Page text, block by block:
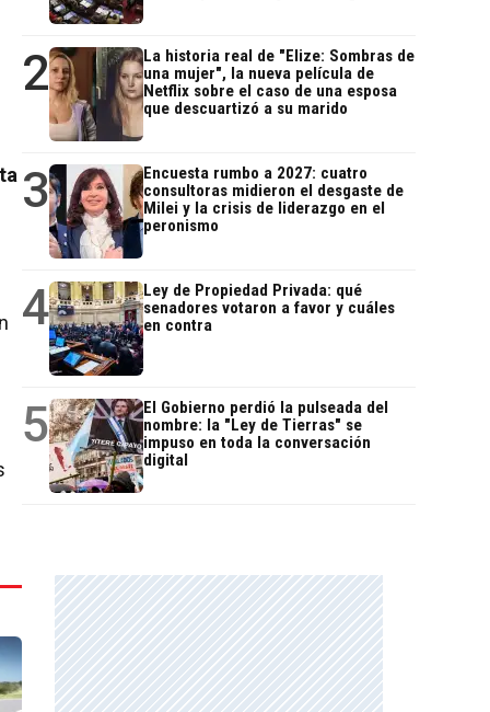
2
La historia real de "Elize: Sombras de
una mujer", la nueva película de
Netflix sobre el caso de una esposa
que descuartizó a su marido
3
Encuesta rumbo a 2027: cuatro
consultoras midieron el desgaste de
Milei y la crisis de liderazgo en el
peronismo
4
Ley de Propiedad Privada: qué
senadores votaron a favor y cuáles
en contra
5
El Gobierno perdió la pulseada del
nombre: la "Ley de Tierras" se
impuso en toda la conversación
digital